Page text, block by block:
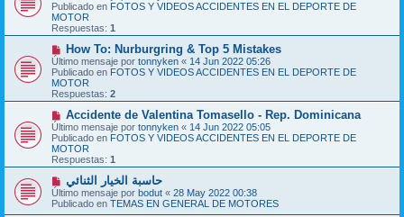
s
a
j
e
e
v
o
m
e
n
s
a
j
e
Publicado en FOTOS Y VIDEOS ACCIDENTES EN EL DEPORTE DE
MOTOR
Respuestas: 1
N
u
e
v
o
m
n
s
a
j
e
How To: Nurburgring & Top 5 Mistakes
Último mensaje por tonnyken « 14 Jun 2022 05:26
Publicado en FOTOS Y VIDEOS ACCIDENTES EN EL DEPORTE DE
MOTOR
Respuestas: 2
N
u
e
v
o
m
n
s
a
Accidente de Valentina Tomasello - Rep. Dominicana
Último mensaje por tonnyken « 14 Jun 2022 05:05
Publicado en FOTOS Y VIDEOS ACCIDENTES EN EL DEPORTE DE
MOTOR
Respuestas: 1
u
e
v
حاسبة الخيار الثنائي
Último mensaje por bodut « 28 May 2022 00:38
Publicado en TEMAS EN GENERAL DE MOTORES